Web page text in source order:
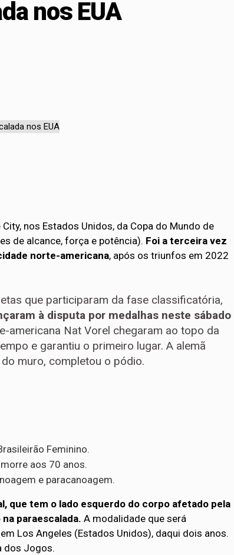
proteção de crianças e adolescentes contra
recebe sugestões para o financiamento de
nos EUA
nos Estados Unidos, da Copa do Mundo de
de alcance, força e potência). Foi a terceira vez
norte-americana, após os triunfos em 2022
que participaram da fase classificatória,
à disputa por medalhas neste sábado
americana Nat Vorel chegaram ao topo da
e garantiu o primeiro lugar. A alemã
muro, completou o pódio.
Feminino.
aos 70 anos.
e paracanoagem.
que tem o lado esquerdo do corpo afetado pela
paraescalada. A modalidade que será
Los Angeles (Estados Unidos), daqui dois anos.
dos Jogos.